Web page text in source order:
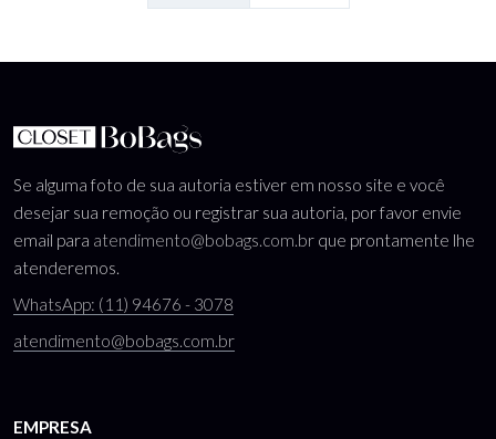
Se alguma foto de sua autoria estiver em nosso site e você
desejar sua remoção ou registrar sua autoria, por favor envie
email para atendimento@bobags.com.br que prontamente lhe
atenderemos.
WhatsApp: (11) 94676 - 3078
atendimento@bobags.com.br
EMPRESA